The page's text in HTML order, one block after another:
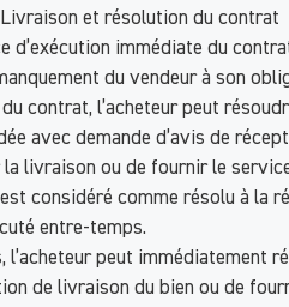
et résolution du contrat
d’exécution immédiate du
du vendeur à son
contrat, l’acheteur peut
avec demande d’avis de
la livraison ou de fournir le
considéré comme résolu à la
entre-temps.
l’acheteur peut immédiatement
de livraison du bien ou de